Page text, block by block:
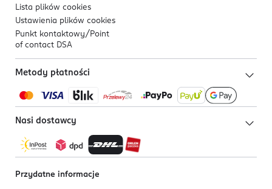
Lista plików cookies
Ustawienia plików cookies
Punkt kontaktowy/ Point
of contact DSA
Metody płatności
Nasi dostawcy
Przydatne informacje